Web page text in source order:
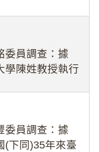
像並以手機傳送
委員調查：據
學陳姓教授執行
告。(115教調
委員調查：據
(下同)35年來臺